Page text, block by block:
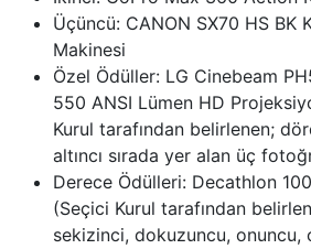
Üçüncü: CANON SX70 HS BK
Makinesi
Özel Ödüller: LG Cinebeam
550 ANSI Lümen HD
Kurul tarafından belirlenen;
altıncı sırada yer alan üç
Derece Ödülleri: Decathlon
(Seçici Kurul tarafından
sekizinci, dokuzuncu, onuncu,